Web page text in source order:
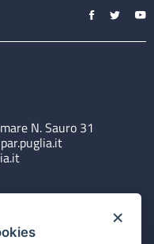
N. Sauro 31
×